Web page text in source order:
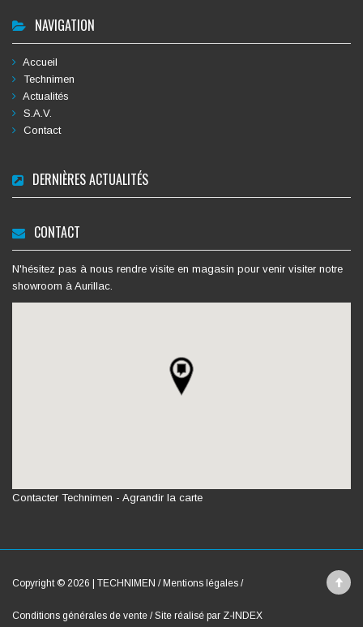
NAVIGATION
Accueil
Technimen
Actualités
S.A.V.
Contact
DERNIÈRES ACTUALITÉS
CONTACT
N'hésitez pas à nous rendre visite en magasin pour venir visiter notre
showroom à Aurillac.
Contacter Technimen - Agrandir la carte
Copyright © 2026 | TECHNIMEN / Mentions légales /
Conditions générales de vente /Site réalisé par Z-INDEX